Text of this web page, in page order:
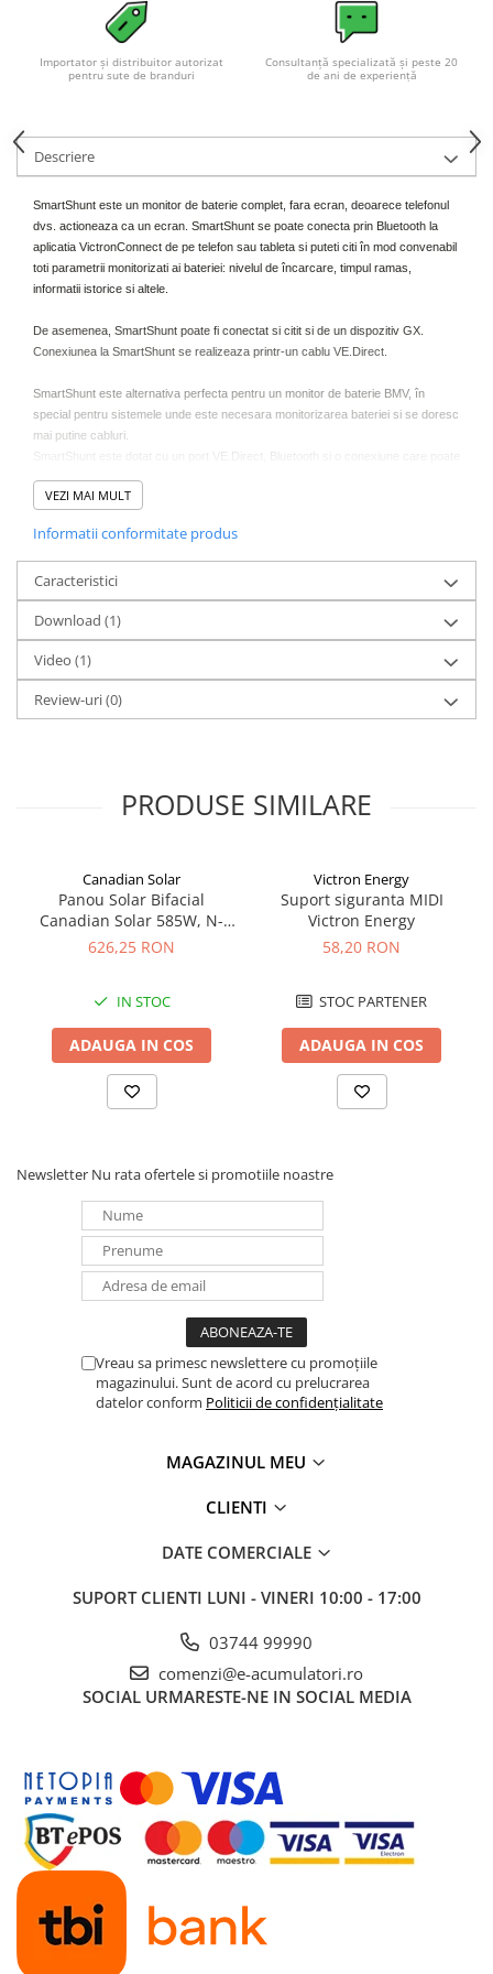
Acumulatori VRLA AGM/GEL /
Tractiune / LiFePo4
Baterii si acumulatori gel si VRLA
de 6-12 V
Acumulatori Moto, ATV
GEL
AGM
Li-Ion
SLA AGM (Sealed Lead Acid)
Tractiune
APC
Pachete acumulatori VRLA
Sisteme de management (BMS)
Redresoare, incarcatoare si testere
Redresoare auto, moto, barci si
stationare
Surse UPS
UPS pentru centrale termice si
sisteme de urgenta - acumulator
extern
UPS Calculatoare si Servere
UPS Trifazat
PDUs unitati de distributie a
energiei electrice
Acumulatori UPS
Drumetii / Camping
Panouri portabile
Racire/Incalzire
Statii energie portabile
Intrerupatoare si prize
Dulapuri pentru cablare
structurata
Tablouri electrice
Lumina (Becuri si Lanterne)
Laptop & PC accesorii, baterii,
cabluri USB, prelungitoare USB
Cablu de date si Adaptoare
Invertoare
Statii de incarcare EV
Importator și distribuitor autorizat
pentru sute de branduri
Consultanță specializată și peste 20
de ani de experiență
Descriere
SmartShunt este un monitor de baterie complet, fara ecran, deoarece telefonul
dvs. actioneaza ca un ecran. SmartShunt se poate conecta prin Bluetooth la
aplicatia VictronConnect de pe telefon sau tableta si puteti citi în mod convenabil
toti parametrii monitorizati ai bateriei: nivelul de încarcare, timpul ramas,
informatii istorice si altele.
De asemenea, SmartShunt poate fi conectat si citit si de un dispozitiv GX.
Conexiunea la SmartShunt se realizeaza printr-un cablu VE.Direct.
SmartShunt este alternativa perfecta pentru un monitor de baterie BMV, în
special pentru sistemele unde este necesara monitorizarea bateriei si se doresc
mai putine cabluri.
SmartShunt este dotat cu un port VE.Direct, Bluetooth si o conexiune care poate
sau drept senzor de temperatura.
VEZI MAI MULT
Informatii conformitate produs
Caracteristici
Download (1)
Video (1)
Review-uri(0)
PRODUSE SIMILARE
Canadian Solar
Panou Solar Bifacial
Canadian Solar 585W, N-
Type TOPCon, CS6W-TB-SF-
626,25 RON
IN STOC
ADAUGA IN COS
Victron Energy
Suport siguranta MIDI
Victron Energy
58,20 RON
STOC PARTENER
ADAUGA IN COS
Newsletter Nu rata ofertele si promotiile noastre
Vreau sa primesc newslettere cu promoțiile
magazinului. Sunt de acord cu prelucrarea
datelor conform Politicii de confidențialitate
MAGAZINUL MEU
CLIENTI
DATE COMERCIALE
SUPORT CLIENTI LUNI - VINERI 10:00 - 17:00
03744 99990
comenzi@e-acumulatori.ro
SOCIAL URMARESTE-NE IN SOCIAL MEDIA